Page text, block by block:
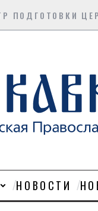
ПОДГОТОВКИ
НОВОСТИ